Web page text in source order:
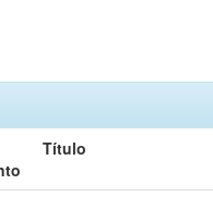
Título